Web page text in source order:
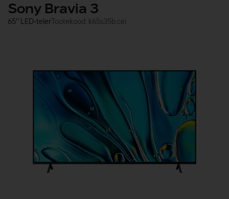
Sony Bravia 3
65'' LED-telerTootekood: k65s35b.cei